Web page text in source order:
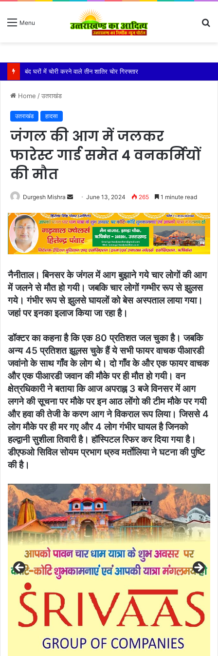
Menu
बारिश ने बढ़ाई दहशत, दरकने लगी जमीन, 10 परिवारों ने छोड़े घर
Home /उतराखंड
उतराखंड हादसा
जंगल की आग में जलकर
फारेस्ट गार्ड समेत 4 वनकर्मियों
की मौत
Durgesh Mishra
Send
email
June 13, 2024 265 1 minute read
नैनीताल। बिनसर के जंगल में आग बुझाने गये चार लोगों की आग
में जलने से मौत हो गयी। जबकि चार लोगों गम्भीर रूप से झुलस
गये। गंभीर रूप से झुलसे घायलों को बेस अस्पताल लाया गया।
जहां पर इनका इलाज किया जा रहा है।
डॉक्टर का कहना है कि एक 80 प्रतिशत जल चुका है। जबकि
अन्य 45 प्रतिशत झूलस चुके हैं ये सभी फायर वाचक पीआरडी
जवांनो के साथ गाँव के लोग थे। दो गाँव के और एक फायर वाचक
और एक पीआरडी जवान की मौके पर ही मौत हो गयी। वन
क्षेत्रधिकारी ने बताया कि आज अपराह्न 3 बजे विनसर में आग
लगने की सूचना पर मौके पर इन आठ लोंगो की टीम मौके पर गयी
और हवा की तेजी के करण आग ने विकराल रूप लिया। जिससे 4
लोग मौके पर ही मर गए और 4 लोग गंभीर घायल है जिनको
हल्द्वानी सुशीला तिवारी है। हॉस्पिटल रिफर कर दिया गया है।
डीएफओ सिविल सोयम प्रभाग ध्रुव मर्ताेलिया ने घटना की पुष्टि
की है।